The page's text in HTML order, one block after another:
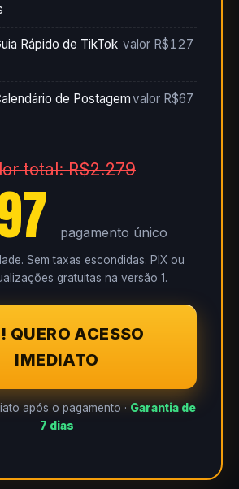
Rápido de TikTok valor R$127
de Postagemvalor R$67
total: R$2.279
pagamento único
Sem taxas escondidas. PIX ou
gratuitas na versão 1.
QUERO ACESSO
IMEDIATO
após o pagamento · Garantia de
7 dias